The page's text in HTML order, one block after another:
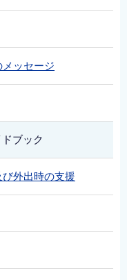
ッセージ
ブック
外出時の支援